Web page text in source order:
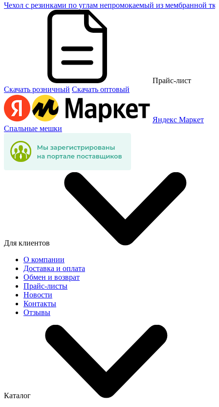
Чехол с резинками по углам непромокаемый из мембранной
Прайс-лист
Скачать розничный Скачать оптовый
Яндекс Маркет
Спальные мешки
Для клиентов
О компании
Доставка и оплата
Обмен и возврат
Прайс-листы
Новости
Контакты
Отзывы
Каталог